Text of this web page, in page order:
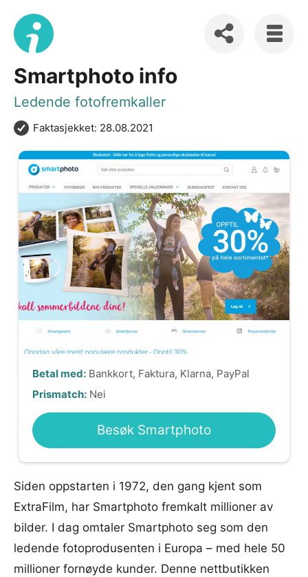
Smartphoto info
Ledende fotofremkaller
Faktasjekket: 28.08.2021
Betal med: Bankkort, Faktura, Klarna, PayPal
Prismatch: Nei
Besøk Smartphoto
Siden oppstarten i 1972, den gang kjent som
ExtraFilm, har Smartphoto fremkalt millioner av
bilder. I dag omtaler Smartphoto seg som den
ledende fotoprodusenten i Europa – med hele 50
millioner fornøyde kunder. Denne nettbutikken